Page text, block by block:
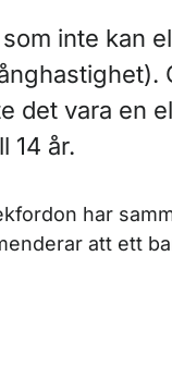
inte kan
det vara en
14 år.
har
att ett